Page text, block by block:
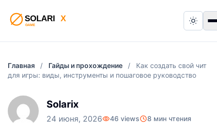
Главная / Гайды и прохождение /
Как создать свой чит
для игры: виды, инструменты и пошаговое руководство
Solarix
24 июня, 2026 46 views 8 мин чтения